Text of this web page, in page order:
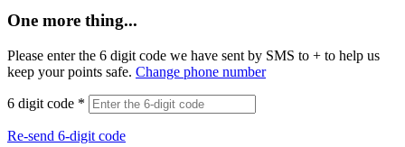
One more thing...
Please enter the 6 digit code we have sent by SMS to + to help us
keep your points safe. Change phone number
6 digit code *
Re-send 6-digit code